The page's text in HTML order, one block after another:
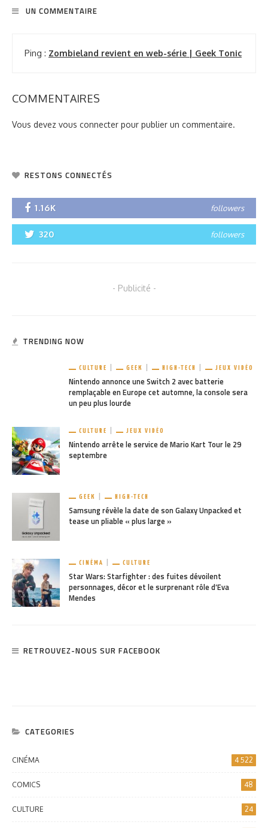
UN COMMENTAIRE
Ping : Zombieland revient en web-série | Geek Tonic
COMMENTAIRES
Vous devez vous connecter pour publier un commentaire.
RESTONS CONNECTÉS
1.16K followers
320 followers
- Publicité -
TRENDING NOW
CULTURE GEEK HIGH-TECH JEUX VIDÉO
Nintendo annonce une Switch 2 avec batterie
remplaçable en Europe cet automne, la console sera
un peu plus lourde
CULTURE JEUX VIDÉO
Nintendo arrête le service de Mario Kart Tour le 29
septembre
GEEK HIGH-TECH
Samsung révèle la date de son Galaxy Unpacked et
tease un pliable « plus large »
CINÉMA CULTURE
Star Wars: Starfighter : des fuites dévoilent
personnages, décor et le surprenant rôle d’Eva
Mendes
RETROUVEZ-NOUS SUR FACEBOOK
CATEGORIES
CINÉMA 4 522
COMICS 48
CULTURE 24